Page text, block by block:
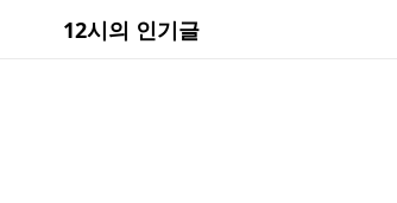
12시의 인기글